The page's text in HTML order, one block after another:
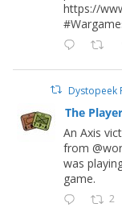
https://
Dystopeek
The
An Axis
from
was
game.
2